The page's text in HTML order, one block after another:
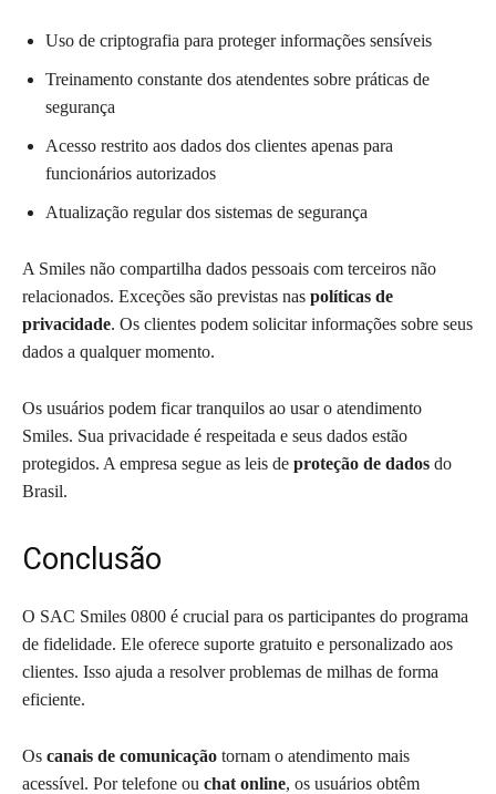
Uso de criptografia para proteger informações sensíveis
Treinamento constante dos atendentes sobre práticas de
segurança
Acesso restrito aos dados dos clientes apenas para
funcionários autorizados
Atualização regular dos sistemas de segurança
A Smiles não compartilha dados pessoais com terceiros não
relacionados. Exceções são previstas nas políticas de
privacidade. Os clientes podem solicitar informações sobre seus
dados a qualquer momento.
Os usuários podem ficar tranquilos ao usar o atendimento
Smiles. Sua privacidade é respeitada e seus dados estão
protegidos. A empresa segue as leis de proteção de dados do
Brasil.
Conclusão
O SAC Smiles 0800 é crucial para os participantes do programa
de fidelidade. Ele oferece suporte gratuito e personalizado aos
clientes. Isso ajuda a resolver problemas de milhas de forma
eficiente.
Os canais de comunicação tornam o atendimento mais
acessível. Por telefone ou chat online, os usuários obtêm